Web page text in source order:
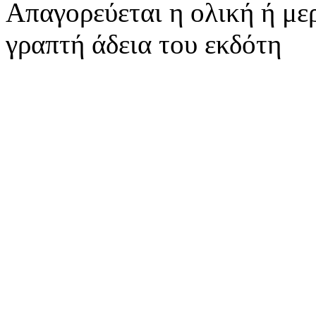
Απαγορεύεται η ολική ή
γραπτή άδεια του εκδότη